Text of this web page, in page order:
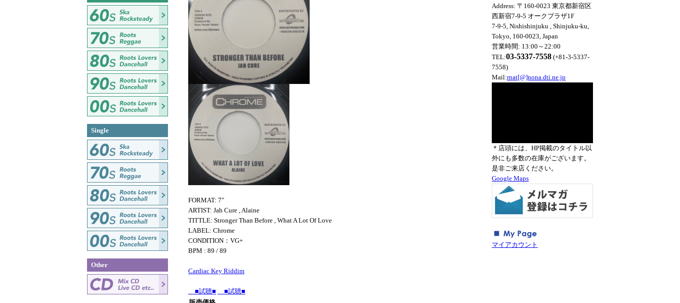
FORMAT: 7"
ARTIST: Jah Cure , Alaine
TITTLE: Stronger Than Before , What A Lot Of Love
LABEL: Chrome
CONDITION：VG+
BPM : 89 / 89
Cardiac Key Riddim
■試聴■
■試聴■
Single
Other
Address: 〒160-0023 東京都新宿区
西新宿7-9-5 オークプラザ1F
7-9-5, Nishishinjuku , Shinjuku-ku,
Tokyo, 160-0023, Japan
営業時間: 13:00～22:00
TEL:03-5337-7558 (+81-3-5337-
7558)
Mail:rnat[@]nona.dti.ne.jp
＊店頭には、HP掲載のタイトル以
外にも多数の在庫がございます。
是非ご来店ください。
Google Maps
マイアカウント